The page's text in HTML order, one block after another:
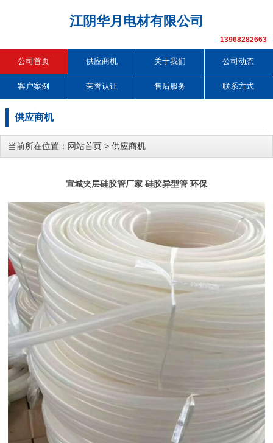
江阴华月电材有限公司
13968282663
公司首页 供应商机 关于我们 公司动态
客户案例 荣誉认证 售后服务 联系方式
供应商机
当前所在位置： 网站首页 > 供应商机
宣城夹层硅胶管厂家 硅胶异型管 环保